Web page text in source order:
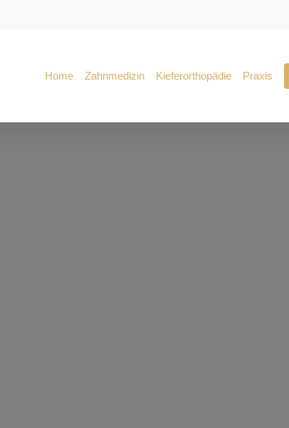
Home Zahnmedizin Kieferorthopädie Praxis